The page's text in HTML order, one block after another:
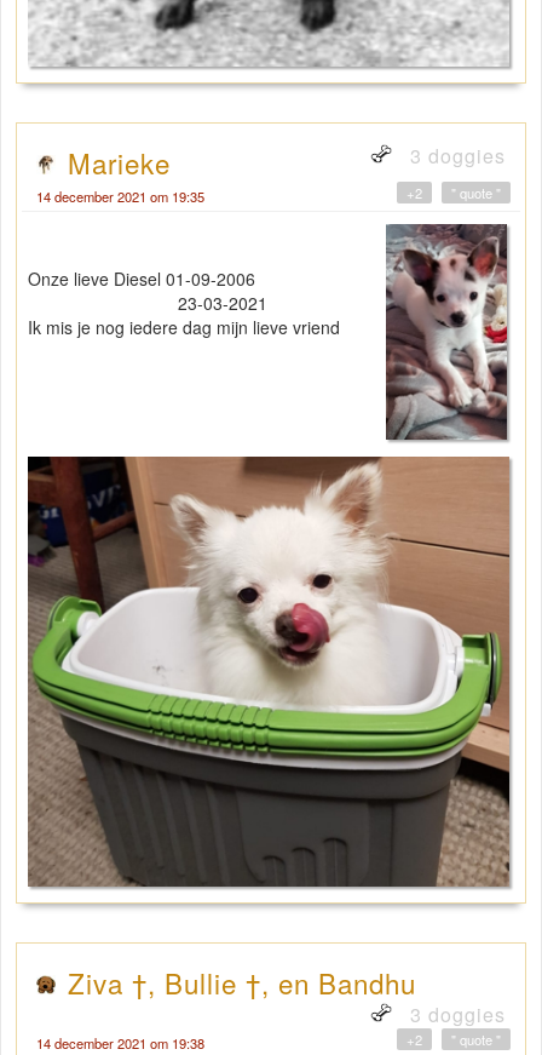
Marieke 3 doggies
14 december 2021 om 19:35 " quote "
+2
Onze lieve Diesel 01-09-2006
23-03-2021
Ik mis je nog iedere dag mijn lieve vriend
Ziva †, Bullie †, en Bandhu
3 doggies
14 december 2021 om 19:38 " quote "
+2